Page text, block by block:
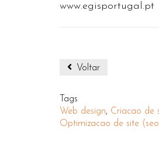
www.egisportugal.pt
Voltar
Tags
Web design, Criacao de
Optimizacao de site